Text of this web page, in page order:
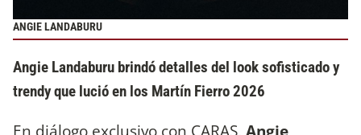
ANGIE LANDABURU
Angie Landaburu brindó detalles del look sofisticado y
trendy que lució en los Martín Fierro 2026